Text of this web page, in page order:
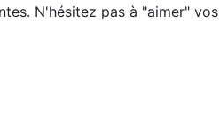
N'hésitez pas à "aimer" vos